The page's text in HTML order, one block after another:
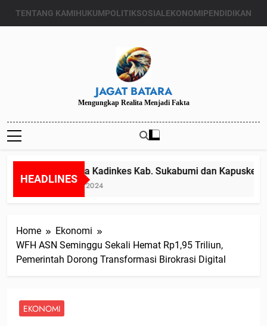
TENTANG KAMIHUKUMPOLITIKSOSIALEKONOMIPENDIDIKAN
JAGAT BATARA
Mengungkap Realita Menjadi Fakta
HEADLINES
Diduga Kadinkes Kab. Sukabumi dan
Juli 24, 2024
Home
Ekonomi
WFH ASN Seminggu Sekali Hemat Rp1,95 Triliun,
Pemerintah Dorong Transformasi Birokrasi Digital
EKONOMI